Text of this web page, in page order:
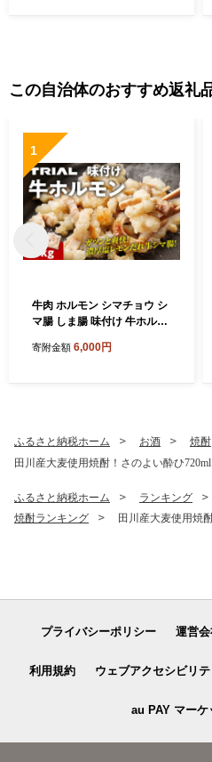
この自治体のおすすめ返礼
1
牛肉 ホルモン シマチョウ シ
マ腸 しま腸 味付け 牛ホルモ
ン 塩レモン 塩レモンだれ 冷
肉 ホルモン焼き BBQ バーベ
キュー ご飯 horumon ジュー
シー 歯ごたえ 味付 味付き も
ご自宅用
寄附金額 6,000円
ふるさと納税ホーム お酒
焼酎
田川産大麦使用焼酎！さのよい酔ひ
ふるさと納税ホーム ランキング
焼酎ランキング
田川産大麦使用焼
プライバシーポリシー 運営
利用規約 ウェブアクセシビリ
au PAY マーケ